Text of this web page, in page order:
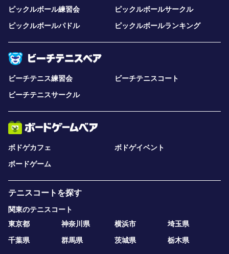
ピックルボール練習会
ピックルボールサークル
ピックルボールパドル
ピックルボールランキング
ビーチテニス練習会
ビーチテニスコート
ビーチテニスサークル
ボドゲカフェ
ボドゲイベント
ボードゲーム
テニスコートを探す
関東のテニスコート
東京都
神奈川県 横浜市
埼玉県
千葉県
群馬県 茨城県 栃木県